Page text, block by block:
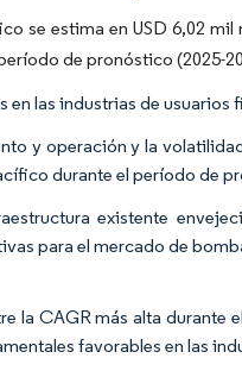
se estima en USD 6,02 mil
de pronóstico (2025-
las industrias de
y operación y la
durante el período de
existente
para el mercado de
la CAGR más alta
favorables en las